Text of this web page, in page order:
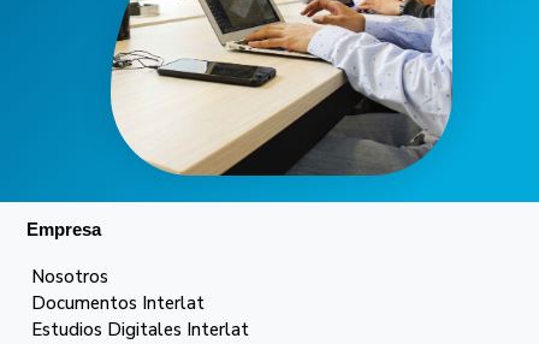
Empresa
Nosotros
Documentos Interlat
Estudios Digitales Interlat